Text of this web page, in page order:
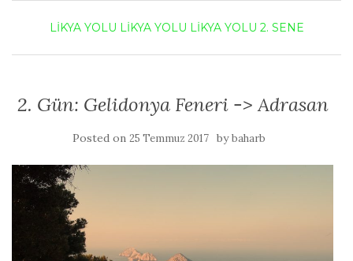
LIKYA YOLU LIKYA YOLU LIKYA YOLU 2. SENE
2. Gün: Gelidonya Feneri -> Adrasan
Posted on 25 Temmuz 2017 bybaharb